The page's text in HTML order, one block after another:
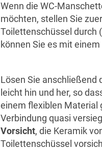
Wenn die WC-
möchten, stellen Sie
Toilettenschüssel durch
können Sie es mit
Lösen Sie anschließend
leicht hin und her, so
einem flexiblen Material
Verbindung quasi
Vorsicht, die Keramik
Toilettenschüssel